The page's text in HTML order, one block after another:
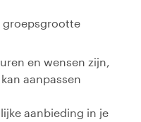
groepsgrootte
en wensen zijn,
aanpassen
aanbieding in je